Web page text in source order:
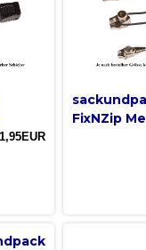
FixNZip